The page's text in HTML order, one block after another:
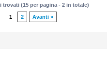
Password:
trovati (15 per pagina - 2 in totale)
1 2 Avanti »